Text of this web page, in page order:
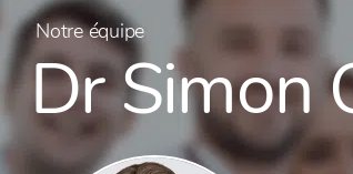
Notre équipe
Dr Simon